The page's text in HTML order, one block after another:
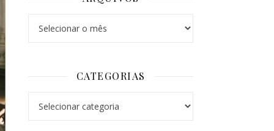
CATEGORIAS